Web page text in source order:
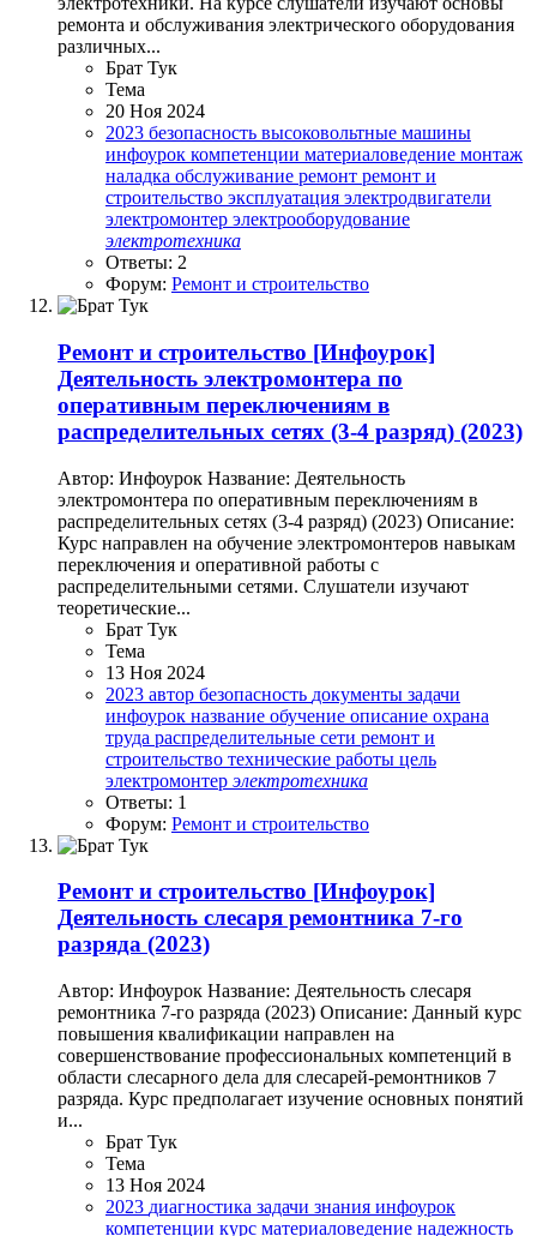
ремонта и обслуживания электрического оборудования
различных...
Брат Тук
Тема
20 Ноя 2024
2023 безопасность высоковольтные машины
инфоурок компетенции материаловедение монтаж
наладка обслуживание ремонт ремонт и
строительство эксплуатация электродвигатели
электромонтер электрооборудование
электротехника
Ответы: 2
Форум: Ремонт и строительство
Ремонт и строительство [Инфоурок]
Деятельность электромонтера по
оперативным переключениям в
распределительных сетях (3-4 разряд) (2023)
Автор: Инфоурок Название: Деятельность
электромонтера по оперативным переключениям в
распределительных сетях (3-4 разряд) (2023) Описание:
Курс направлен на обучение электромонтеров навыкам
переключения и оперативной работы с
распределительными сетями. Слушатели изучают
теоретические...
Брат Тук
Тема
13 Ноя 2024
2023 автор безопасность документы задачи
инфоурок название обучение описание охрана
труда распределительные сети ремонт и
строительство технические работы цель
электромонтер электротехника
Ответы: 1
Форум: Ремонт и строительство
Ремонт и строительство [Инфоурок]
Деятельность слесаря ремонтника 7-го
разряда (2023)
Автор: Инфоурок Название: Деятельность слесаря
ремонтника 7-го разряда (2023) Описание: Данный курс
повышения квалификации направлен на
совершенствование профессиональных компетенций в
области слесарного дела для слесарей-ремонтников 7
разряда. Курс предполагает изучение основных понятий
и...
Брат Тук
Тема
13 Ноя 2024
2023 диагностика задачи знания инфоурок
компетенции курс материаловедение надежность